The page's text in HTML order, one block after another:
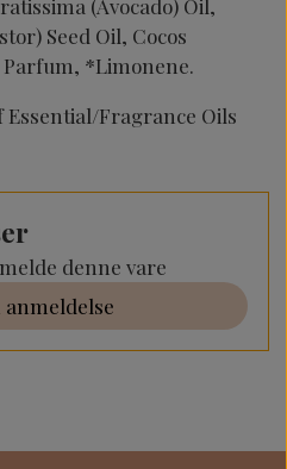
(Avocado) Oil,
Seed Oil, Cocos
*Limonene.
Fragrance Oils
denne vare
anmeldelse